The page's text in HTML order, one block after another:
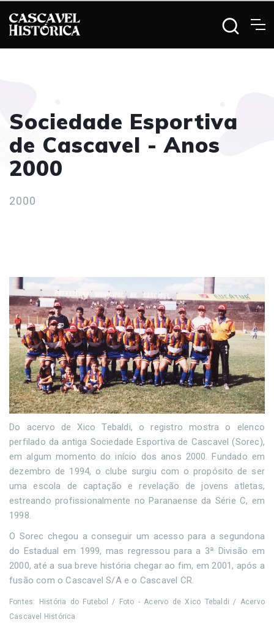
Sociedade Esportiva
de Cascavel - Anos
2000
2000
Do acervo de Xico Tebaldi, o registro mostra o elenco
perfilado da antiga Sociedade Esportiva de Cascavel (Sorec),
em algum momento do início dos anos 2000. Fundado em
dezembro de 1994, o clube surgiu com o propósito de ser
uma escola de captação e revelação de jovens atletas,
estreando profissionalmente no Paranaense da Série C, em
1998.
O Sorec chegou a conseguir um acesso para a segundona
do Estadual em 1999, mas regressou para a 3ª Divisão em
2000, até a sua breve história chegar ao fim, em 2001, após a
fusão com o Cascavel S/A e o Cascavel CR.
Fontes: História do Futebol / Foto - Acervo de Xico Tebaldi / Acervo
Cascavel Histórica